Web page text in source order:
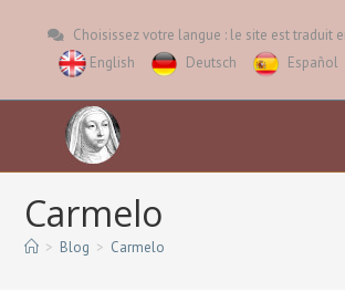
Choisissez votre langue : le site est traduit
English
Deutsch Español
Carmelo
> Blog > Carmelo